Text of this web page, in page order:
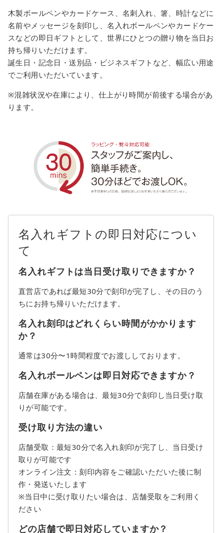
木製ボールペンやカードケース、名刺入れ、箸、時計などに
名前やメッセージを刻印し、名入れボールペンやカードケー
スなどの即日ギフトとして、世界にひとつの贈り物を当日お
持ち帰りいただけます。
誕生日・記念日・送別品・ビジネスギフトなど、幅広い用途
でご利用いただいています。
※混雑状況や在庫により、仕上がり時間が前後する場合があ
ります。
名入れギフトの即日対応につい
て
名入れギフトは当日受け取りできますか？
直営店であれば最短30分で刻印が完了し、その日のう
ちにお持ち帰りいただけます。
名入れ刻印はどれくらい時間がかかります
か？
通常は30分〜1時間程度でお渡ししております。
名入れボールペンは即日対応できますか？
店舗在庫がある場合は、最短30分で刻印し当日受け取
りが可能です。
受け取り方法の違い
店舗受取：最短30分で名入れ刻印が完了し、当日受け
取りが可能です
オンライン注文：刻印内容をご確認いただいた後に制
作・発送いたします
※当日中に受け取りたい場合は、店舗受取をご利用く
ださい
どの店舗で即日対応していますか？